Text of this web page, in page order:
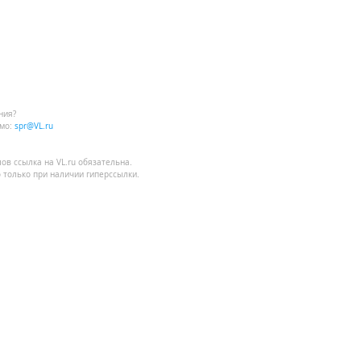
spr@VL.ru
ссылка на VL.ru обязательна.
при наличии гиперссылки.